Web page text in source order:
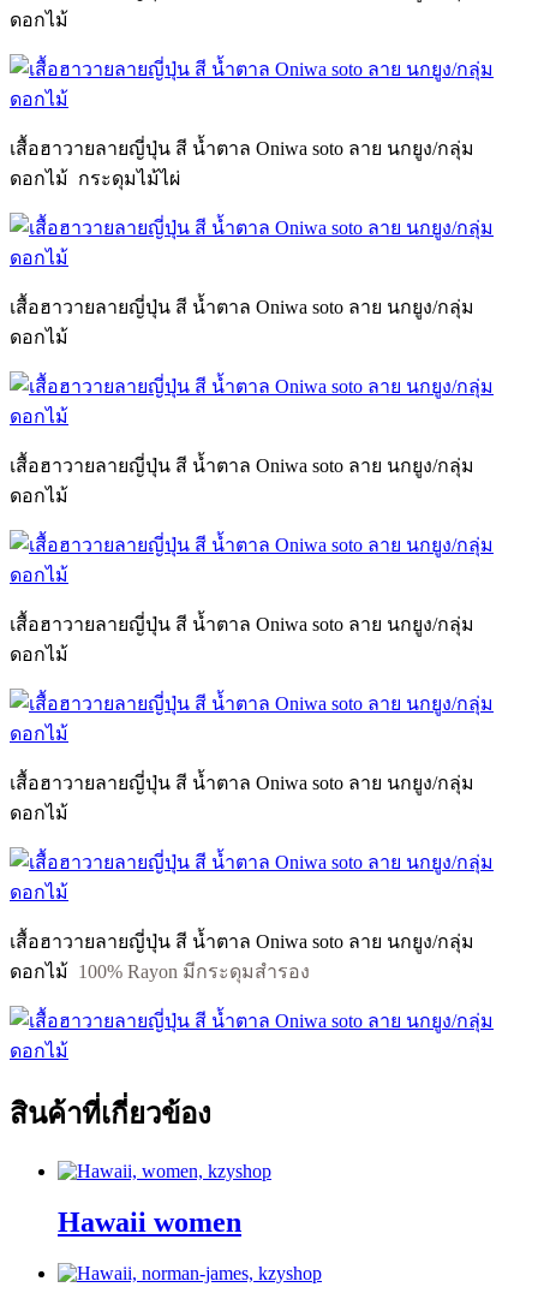
ดอกไม้
เสื้อฮาวายลายญี่ปุ่น สี น้ำตาล Oniwa soto ลาย นกยูง/กลุ่ม
ดอกไม้ กระดุมไม้ไผ่
เสื้อฮาวายลายญี่ปุ่น สี น้ำตาล Oniwa soto ลาย นกยูง/กลุ่ม
ดอกไม้
เสื้อฮาวายลายญี่ปุ่น สี น้ำตาล Oniwa soto ลาย นกยูง/กลุ่ม
ดอกไม้
เสื้อฮาวายลายญี่ปุ่น สี น้ำตาล Oniwa soto ลาย นกยูง/กลุ่ม
ดอกไม้
เสื้อฮาวายลายญี่ปุ่น สี น้ำตาล Oniwa soto ลาย นกยูง/กลุ่ม
ดอกไม้
เสื้อฮาวายลายญี่ปุ่น สี น้ำตาล Oniwa soto ลาย นกยูง/กลุ่ม
ดอกไม้ 100% Rayon มีกระดุมสำรอง
สินค้าที่เกี่ยวข้อง
Hawaii women